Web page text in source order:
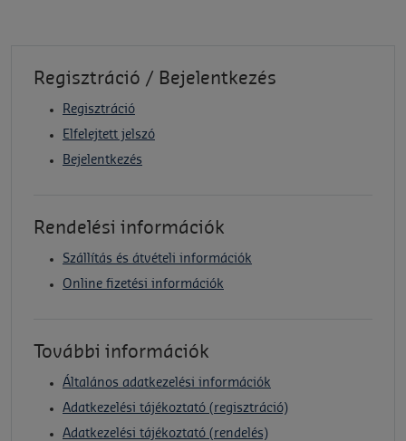
Regisztráció / Bejelentkezés
Regisztráció
Elfelejtett jelszó
Bejelentkezés
Rendelési információk
Szállítás és átvételi információk
Online fizetési információk
További információk
Általános adatkezelési információk
Adatkezelési tájékoztató (regisztráció)
Adatkezelési tájékoztató (rendelés)